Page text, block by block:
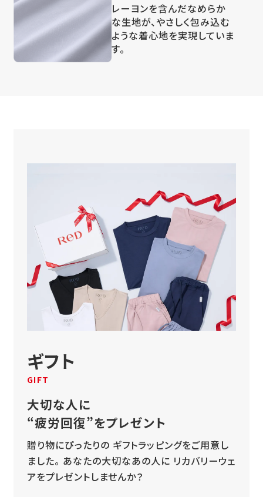
レーヨンを含んだなめらか
な生地が、やさしく包み込む
ような着心地を実現していま
す。
ギフト
GIFT
大切な人に
“疲労回復”をプレゼント
贈り物にぴったりの ギフトラッピングをご用意し
ました。 あなたの大切なあの人に リカバリーウェ
アをプレゼントしませんか？